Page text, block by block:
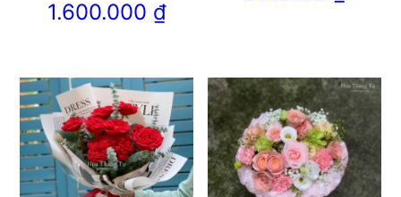
1.600.000 ₫